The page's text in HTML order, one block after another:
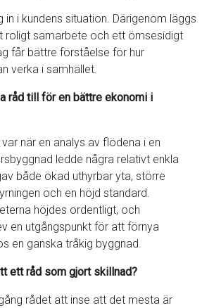
in i kundens situation. Därigenom läggs
roligt samarbete och ett ömsesidigt
får bättre förståelse för hur
verka i samhället.
råd till för en bättre ekonomi i
när en analys av flödena i en
ledde några relativt enkla
både ökad uthyrbar yta, större
och en höjd standard.
höjdes ordentligt, och
en utgångspunkt för att förnya
en ganska tråkig byggnad.
ett råd som gjort skillnad?
rådet att inse att det mesta är